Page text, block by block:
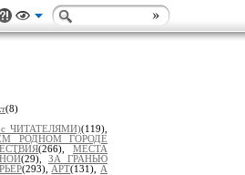
(8)
ЧИТАТЕЛЯМИ)(119),
РОДНОМ ГОРОДЕ
(266),МЕСТА
(29), ЗА ГРАНЬЮ
(293), АРТ(131), А